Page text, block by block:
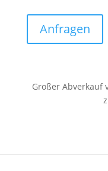
Anfragen
Großer Abverkauf